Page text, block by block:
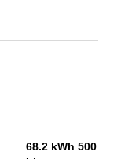
—
68.2 kWh 500